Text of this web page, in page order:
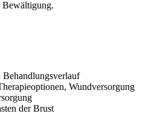
Bewältigung.
Behandlungsverlauf
Wundversorgung
der Brust